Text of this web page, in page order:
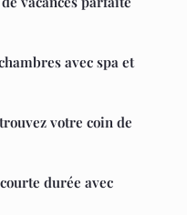
avec spa et
votre coin de
durée avec